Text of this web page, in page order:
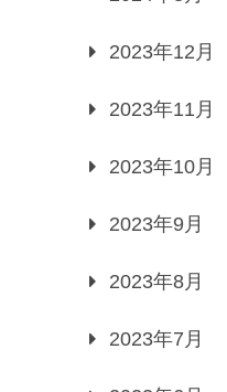
2023年12月
2023年11月
2023年10月
2023年9月
2023年8月
2023年7月